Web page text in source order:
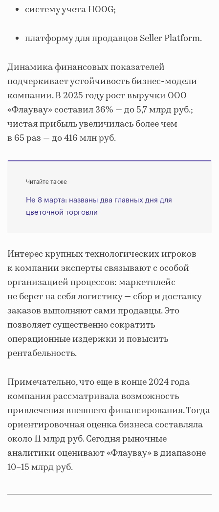
систему учета HOOG;
платформу для продавцов Seller Platform.
Динамика финансовых показателей
подчеркивает устойчивость бизнес‐модели
компании. В 2025 году рост выручки ООО
«Флаувау» составил 36% — до 5,7 млрд руб.;
чистая прибыль увеличилась более чем
в 65 раз — до 416 млн руб.
Читайте также
Не 8 марта: названы два главных дня для
цветочной торговли
Интерес крупных технологических игроков
к компании эксперты связывают с особой
организацией процессов: маркетплейс
не берет на себя логистику — сбор и доставку
заказов выполняют сами продавцы. Это
позволяет существенно сократить
операционные издержки и повысить
рентабельность.
Примечательно, что еще в конце 2024 года
компания рассматривала возможность
привлечения внешнего финансирования. Тогда
ориентировочная оценка бизнеса составляла
около 11 млрд руб. Сегодня рыночные
аналитики оценивают «Флаувау» в диапазоне
10–15 млрд руб.